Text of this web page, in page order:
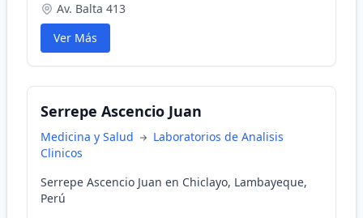
Av. Balta 413
Ver Más
Serrepe Ascencio Juan
Medicina y Salud
Laboratorios de Analisis
Clinicos
Serrepe Ascencio Juan en Chiclayo, Lambayeque,
Perú